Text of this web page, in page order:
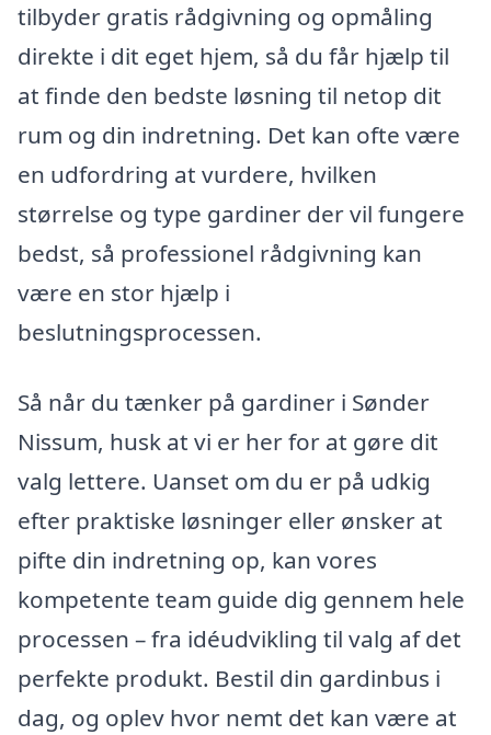
tilbyder gratis rådgivning og opmåling
direkte i dit eget hjem, så du får hjælp til
at finde den bedste løsning til netop dit
rum og din indretning. Det kan ofte være
en udfordring at vurdere, hvilken
størrelse og type gardiner der vil fungere
bedst, så professionel rådgivning kan
være en stor hjælp i
beslutningsprocessen.
Så når du tænker på gardiner i Sønder
Nissum, husk at vi er her for at gøre dit
valg lettere. Uanset om du er på udkig
efter praktiske løsninger eller ønsker at
pifte din indretning op, kan vores
kompetente team guide dig gennem hele
processen – fra idéudvikling til valg af det
perfekte produkt. Bestil din gardinbus i
dag, og oplev hvor nemt det kan være at